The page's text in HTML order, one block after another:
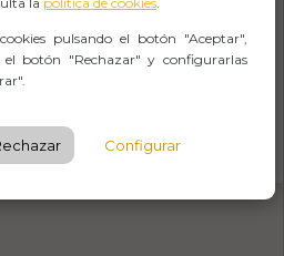
Abrir Navegación
pulsando el botón "Aceptar",
botón "Rechazar" y configurarlas
Configurar